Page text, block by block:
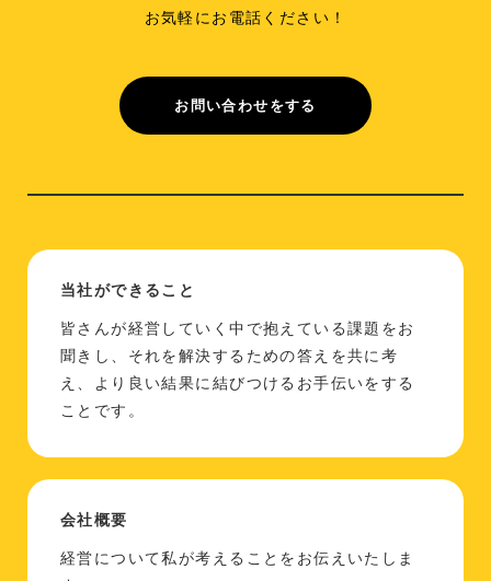
お気軽にお電話ください！
お問い合わせをする
当社ができること
皆さんが経営していく中で抱えている課題をお
聞きし、それを解決するための答えを共に考
え、より良い結果に結びつけるお手伝いをする
ことです。
会社概要
経営について私が考えることをお伝えいたしま